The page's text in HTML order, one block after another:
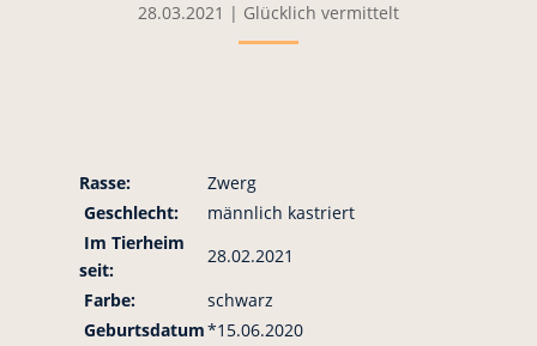
28.03.2021 | Glücklich vermittelt
Rasse:
Zwerg
Geschlecht:
männlich kastriert
Im Tierheim
seit:
28.02.2021
Farbe:
schwarz
Geburtsdatum*15.06.2020